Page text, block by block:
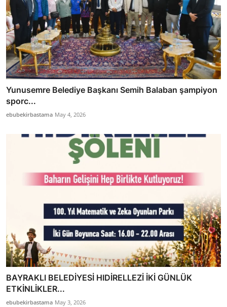
Yunusemre Belediye Başkanı Semih Balaban şampiyon
sporc...
ebubekirbastama May 4, 2026
BAYRAKLI BELEDİYESİ HIDİRELLEZİ İKİ GÜNLÜK
ETKİNLİKLER...
ebubekirbastama May 3, 2026